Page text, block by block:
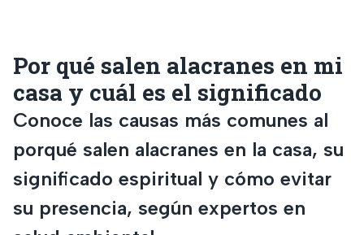
Por qué salen alacranes en mi
casa y cuál es el significado
Conoce las causas más comunes al
porqué salen alacranes en la casa, su
significado espiritual y cómo evitar
su presencia, según expertos en